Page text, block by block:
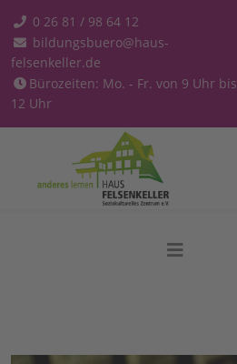
0 26 81 / 98 64 12
bildungsbuero@haus-
felsenkeller.de
Bürozeiten: Mo. - Fr. von 9 Uhr bis
12 Uhr